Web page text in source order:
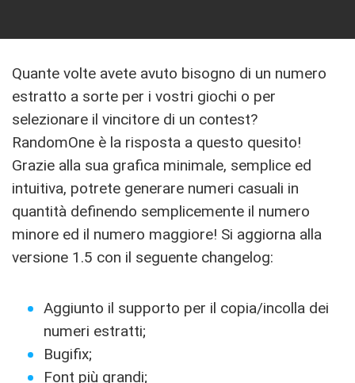
Quante volte avete avuto bisogno di un numero
estratto a sorte per i vostri giochi o per
selezionare il vincitore di un contest?
RandomOne è la risposta a questo quesito!
Grazie alla sua grafica minimale, semplice ed
intuitiva, potrete generare numeri casuali in
quantità definendo semplicemente il numero
minore ed il numero maggiore! Si aggiorna alla
versione 1.5 con il seguente changelog:
Aggiunto il supporto per il copia/incolla dei
numeri estratti;
Bugifix;
Font più grandi;